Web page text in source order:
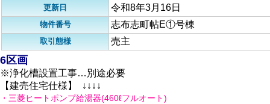
更新日 令和8年3月16日
物件番号 志布志町帖E①号棟
取引態様 売主
6区画
※浄化槽設置工事…別途必要
【建売住宅仕様】 ↓↓↓↓
・三菱ヒートポンプ給湯器(460ℓフルオート)